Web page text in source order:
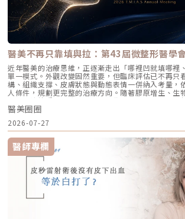
休息與放鬆照顧嬰兒會讓媽媽們的生活作息顛倒，容
媽媽們在照顧新生兒的同時，利用空閒時間休息或
共同分擔育兒責任，確保獲得足夠的睡眠以補充體力
的時候，要輕柔對待頭皮，避免用力揉搓或拉扯。
不要用指甲去刮傷頭皮，這樣就能讓頭髮和頭皮得到
合的水溫使用過熱的水洗頭可能會引起頭皮發炎和乾
用冷水則會使血管收縮，影響頭皮的血液循環。因此
來洗髮，這樣可以減少對頭皮的傷害。6.必備護髮產
頭髮補充必要的水分和營養，改善乾燥和受損的髮質
因拉扯造成的掉髮風險。7.寬齒梳的優勢和細齒梳相
地減少梳理過程中對頭髮的損傷，讓梳理變得更加溫
尾開始梳理，解開打結的地方，然後再從髮根往髮尾
過大，避免不小心扯掉頭髮。8.避免染燙髮和選擇寬
了盡量避免染燙和做特殊髮型外，建議綁頭髮時不要
較寬鬆的髮圈或髮夾。也要注意不要把頭髮綁得太緊
風險。9.指腹輕柔按摩透過按摩頭皮，可以促進血液
刺激毛髮生長。建議可以用指腹輕輕按摩頭皮，並搭
可以有效減少產後掉髮的情況。面對產後掉髮這個困
護髮習慣和適當的休息、攝取均衡飲食、正確的洗髮
按摩，都能幫助你改善頭髮狀況。最重要的是，給自
為每個人的恢復速度不同。照顧頭髮的同時，也要
鬆，讓自己在這段過程中保持輕鬆愉快的心情。相
麗的頭髮就會回來，讓你重拾自信！
仿單適應症上也提到INDIBA英特波具有促進局部血
與細紋與暫時改善橘皮組織、緩解肌肉痙攣…等效果
的大廳，讓大家重溫度假時的快樂時光。圖／守葳診
實驗室的INDIBA英特波問世迄今已超過 41 年，不只
過程還會產生舒適溫熱感，且持續施作就可以看到進
波在守葳獲得不少忠實客戶，列為定期保養項目。「
自己」是守葳醫美集團的核心精神，所有的療程服務
體內新陳代謝的INDIBA英特波就扮演了重要的一環
間醫美診都有自己對於『美』的理念，重點服務項目
成為更好版本的自己』是守葳醫美集團的核心精神，
膚況是守葳的首要重心，有了INDIBA英特波加入，
康。想要體驗INDIBA英特波煥新療程，和守葳一起
嗎？歡迎跟守葳聊聊您的美麗目標，訂製你的專屬旅
址：台中市西屯區青海南街239號電話：04-2706-
@sowell.txg台北南京微風店地址：台北市松山區南
電話：02-2750-5775LINE：@sowell.weifeng竹北
光明六路東二段348號電話03-622-3938LINE：
方帳號
醫美不再只靠填與拉：第43屆微整形醫學
近年醫美的治療思維，正逐漸走出「哪裡凹就填哪裡
單一模式。外觀改變固然重要，但臨床評估已不再只
構、組織支撐、皮膚狀態與動態表情一併納入考量，
人條件，規劃更完整的治療方向。隨著膠原增生、生
式治療持續受到關注，「再生美學」也成為近年醫美
治療目標不再是增加體積或修飾局部輪廓，而是進一
態、重建支撐，同時兼顧自然度、安全與穩定性。第
學會研討會暨會員大會於2026年7月19日在台北華南
行。本屆以「再生美學進化論」為主題，邀集多位醫
及座長，議題涵蓋填充注射、膠原增生、外泌體、能
用與臨床安全，也呈現現今微整形美容醫學更重視
生應用的發展趨勢。再生美學走向多層次評估與複合
不再停留「選哪一支產品」，而是更重視材料特性
整體治療順序。李杰年醫師從流變學與解剖層次切
照組織位置與治療目的進行選擇；曾繁聞醫師則以
Deep與RHA分層應用，探討支撐效果與自然表情之
也分享 MPT 微米化玻尿酸在全臉精準注射中的應用
性與注射層次的判斷正變得更細緻。不同講題共同
單一標準答案，真正重要的是如何依組織層次與治
醫美圈圈
2026-07-27
醫師專欄